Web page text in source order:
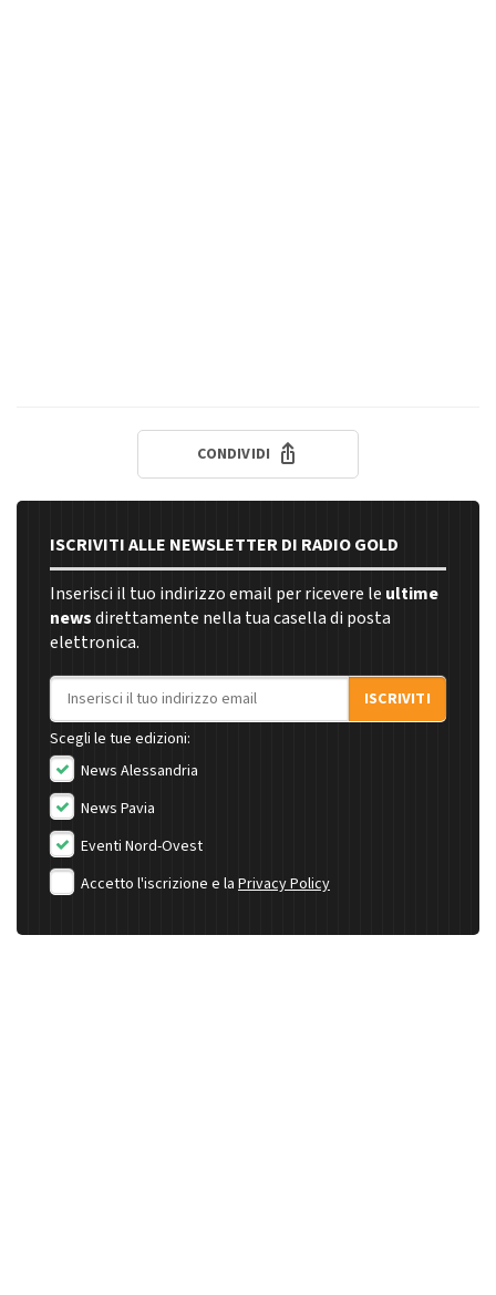
CONDIVIDI
ISCRIVITI ALLE NEWSLETTER DI RADIO GOLD
Inserisci il tuo indirizzo email per ricevere le ultime
newsdirettamente nella tua casella di posta
elettronica.
Indirizzo email
ISCRIVITI
Scegli le tue edizioni:
News Alessandria
News Pavia
Eventi Nord-Ovest
Accetto l'iscrizione e la Privacy Policy